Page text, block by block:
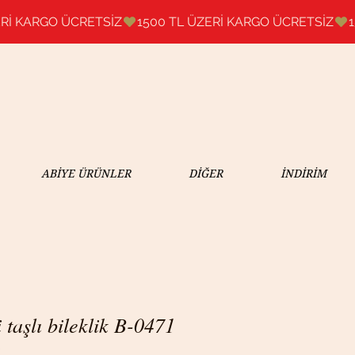
ABİYE ÜRÜNLER DİĞER İNDİRİM
bileklik B-0471